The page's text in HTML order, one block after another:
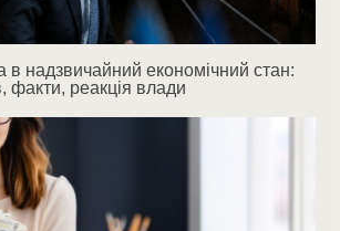
в надзвичайний економічний стан:
факти, реакція влади